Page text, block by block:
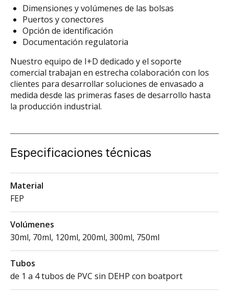
Dimensiones y volúmenes de las bolsas
Puertos y conectores
Opción de identificación
Documentación regulatoria
Nuestro equipo de I+D dedicado y el soporte
comercial trabajan en estrecha colaboración con los
clientes para desarrollar soluciones de envasado a
medida desde las primeras fases de desarrollo hasta
la producción industrial.
Especificaciones técnicas
Material
FEP
Volúmenes
30ml, 70ml, 120ml, 200ml, 300ml, 750ml
Tubos
de 1 a 4 tubos de PVC sin DEHP con boatport